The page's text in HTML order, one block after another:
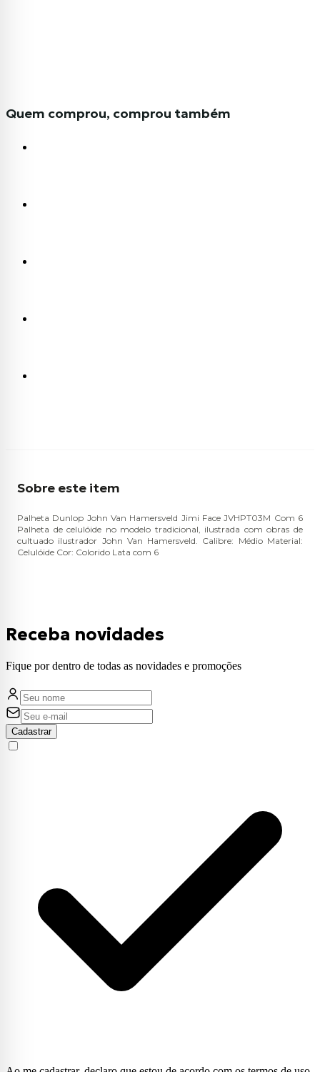
Quem comprou, comprou também
Sobre este item
Palheta Dunlop John Van Hamersveld Jimi Face JVHPT03M Com 6
Palheta de celulóide no modelo tradicional, ilustrada com obras de
cultuado ilustrador John Van Hamersveld. Calibre: Médio Material:
Celulóide Cor: Colorido Lata com 6
Receba novidades
Fique por dentro de todas as novidades e promoções
Cadastrar